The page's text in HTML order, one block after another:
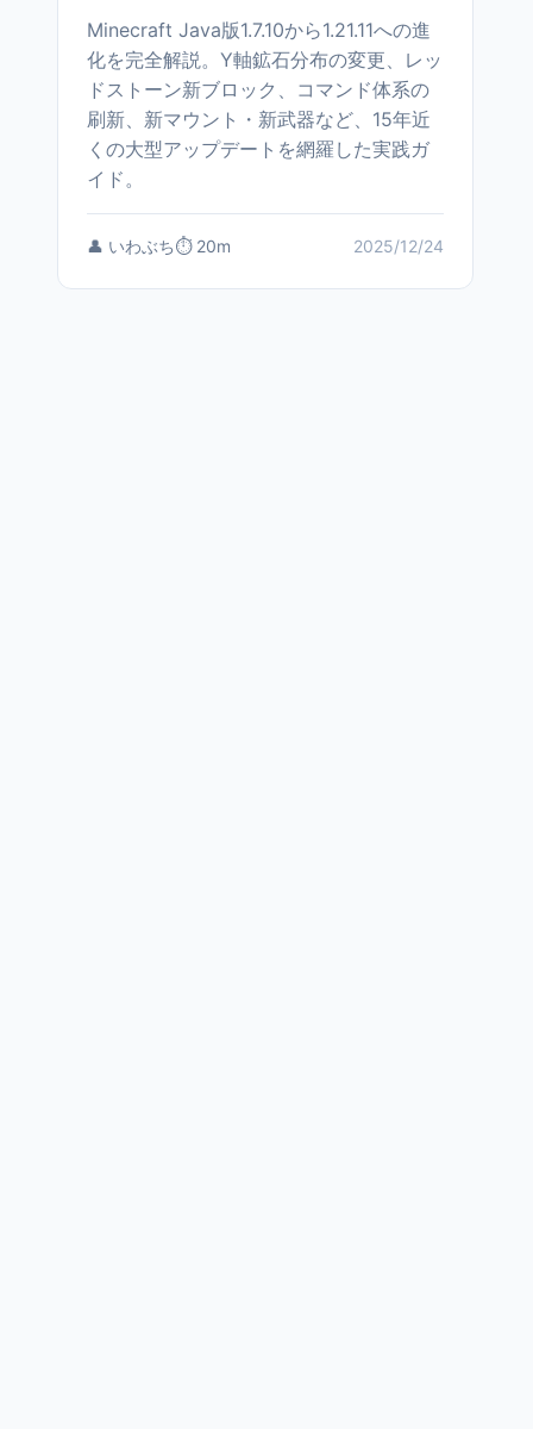
Minecraft Java版1.7.10から1.21.11への進
化を完全解説。Y軸鉱石分布の変更、レッ
ドストーン新ブロック、コマンド体系の
刷新、新マウント・新武器など、15年近
くの大型アップデートを網羅した実践ガ
イド。
👤 いわぶち⏱️ 20m 2025/12/24